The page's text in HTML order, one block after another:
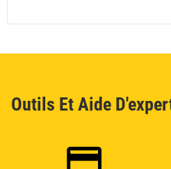
Outils Et Aide